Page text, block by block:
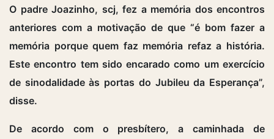
O padre Joazinho, scj, fez a memória dos encontros
anteriores com a motivação de que “é bom fazer a
memória porque quem faz memória refaz a história.
Este encontro tem sido encarado como um exercício
de sinodalidade às portas do Jubileu da Esperança”,
disse.
De acordo com o presbítero, a caminhada de